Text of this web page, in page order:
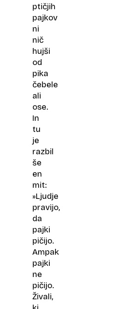
ptičjih
pajkov
ni
nič
hujši
od
pika
čebele
ali
ose.
In
tu
je
razbil
še
en
mit:
»Ljudje
pravijo,
da
pajki
pičijo.
Ampak
pajki
ne
pičijo.
Živali,